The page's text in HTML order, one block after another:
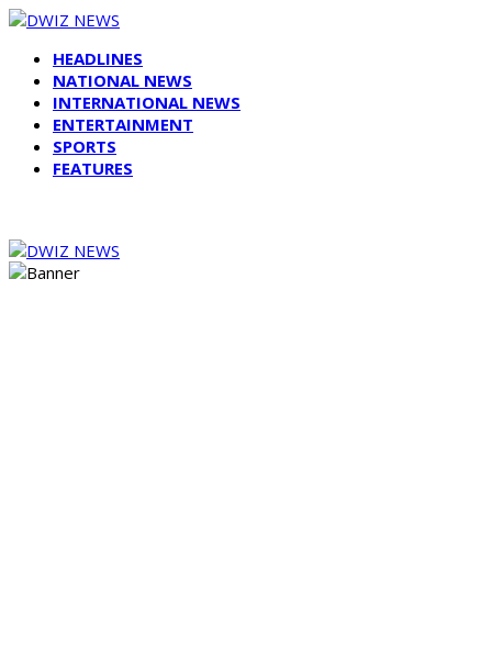
HEADLINES
NATIONAL NEWS
INTERNATIONAL NEWS
ENTERTAINMENT
SPORTS
FEATURES